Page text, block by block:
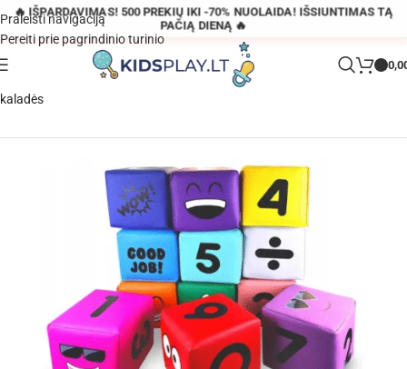
Praleisti navigaciją
Pereiti prie pagrindinio turinio
🔥 IŠPARDAVIMAS! 500 PREKIŲ IKI -70% NUOLAIDA! IŠSIUNTIMAS TĄ
PAČIĄ DIENĄ 🔥
Parduotuvė
Lavinamosios minkštos konstrukcinės
kaladės